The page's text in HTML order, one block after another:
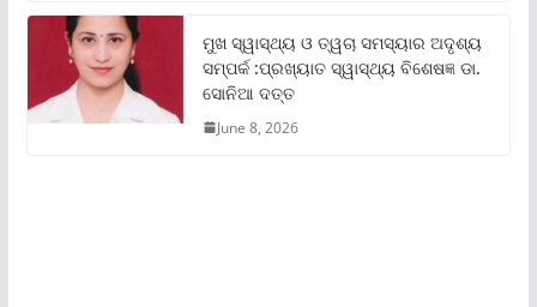
ମୁଖ ସ୍ୱାସ୍ଥ୍ୟ ଓ ତ୍ୱଚା ସମସ୍ୟାର ଅଦୃଶ୍ୟ
ସମ୍ପର୍କ :ପ୍ରଖ୍ୟାତ ସ୍ୱାସ୍ଥ୍ୟ ବିଶେଷଜ୍ଞ ଡା.
ସୋନିଆ ଦତ୍ତ
June 8, 2026